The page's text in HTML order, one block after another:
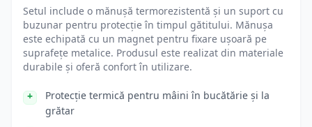
Setul include o mănușă termorezistentă și un suport cu
buzunar pentru protecție în timpul gătitului. Mănușa
este echipată cu un magnet pentru fixare ușoară pe
suprafețe metalice. Produsul este realizat din materiale
durabile și oferă confort în utilizare.
Protecție termică pentru mâini în bucătărie și la
grătar